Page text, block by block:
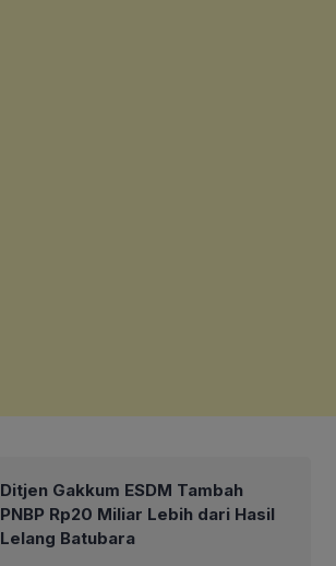
Ditjen Gakkum ESDM Tambah
PNBP Rp20 Miliar Lebih dari Hasil
Lelang Batubara